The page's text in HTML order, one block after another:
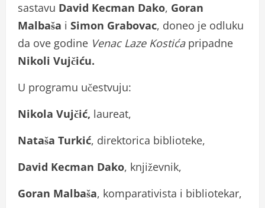
sastavu David Kecman Dako, Goran
Malbaša i Simon Grabovac, doneo je odluku
da ove godine Venac Laze Kostićapripadne
Nikoli Vujčiću.
U programu učestvuju:
Nikola Vujčić, laureat,
Nataša Turkić, direktorica biblioteke,
David Kecman Dako, književnik,
Goran Malbaša, komparativista i bibliotekar,